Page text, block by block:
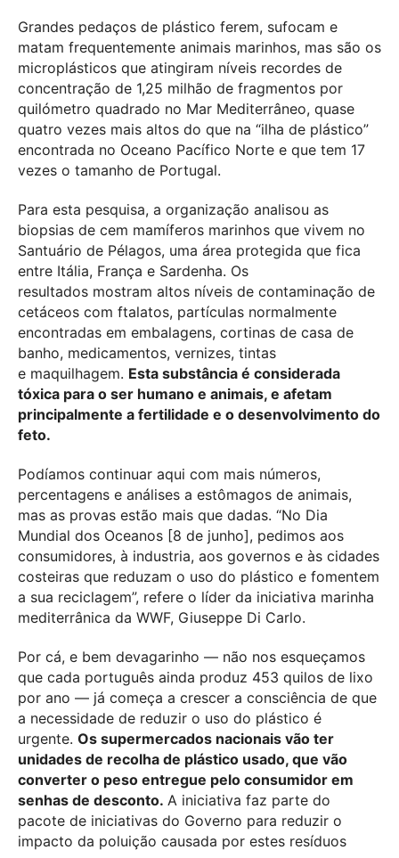
Grandes pedaços de plástico ferem, sufocam e
matam frequentemente animais marinhos, mas são os
microplásticos que atingiram níveis recordes de
concentração de 1,25 milhão de fragmentos por
quilómetro quadrado no Mar Mediterrâneo, quase
quatro vezes mais altos do que na “ilha de plástico”
encontrada no Oceano Pacífico Norte e que tem 17
vezes o tamanho de Portugal.
Para esta pesquisa, a organização analisou as
biopsias de cem mamíferos marinhos que vivem no
Santuário de Pélagos, uma área protegida que fica
entre Itália, França e Sardenha. Os
resultados mostram altos níveis de contaminação de
cetáceos com ftalatos, partículas normalmente
encontradas em embalagens, cortinas de casa de
banho, medicamentos, vernizes, tintas
e maquilhagem. Esta substância é considerada
tóxica para o ser humano e animais, e afetam
principalmente a fertilidade e o desenvolvimento do
feto.
Podíamos continuar aqui com mais números,
percentagens e análises a estômagos de animais,
mas as provas estão mais que dadas. “No Dia
Mundial dos Oceanos [8 de junho], pedimos aos
consumidores, à industria, aos governos e às cidades
costeiras que reduzam o uso do plástico e fomentem
a sua reciclagem”, refere o líder da iniciativa marinha
mediterrânica da WWF, Giuseppe Di Carlo.
Por cá, e bem devagarinho — não nos esqueçamos
que cada português ainda produz 453 quilos de lixo
por ano — já começa a crescer a consciência de que
a necessidade de reduzir o uso do plástico é
urgente. Os supermercados nacionais vão ter
unidades de recolha de plástico usado, que vão
converter o peso entregue pelo consumidor em
senhas de desconto. A iniciativa faz parte do
pacote de iniciativas do Governo para reduzir o
impacto da poluição causada por estes resíduos